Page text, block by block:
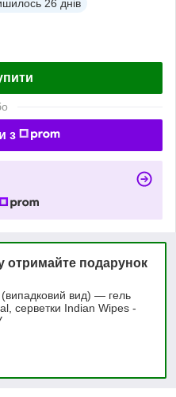
26 днів
з
отримайте подарунок
вид) — гель
серветки Indian Wipes -